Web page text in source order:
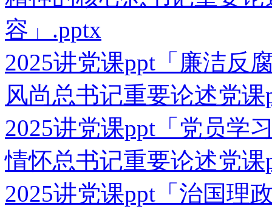
容」.pptx
2025讲党课ppt「廉洁反
风尚总书记重要论述党
2025讲党课ppt「党员学
情怀总书记重要论述党
2025讲党课ppt「治国理